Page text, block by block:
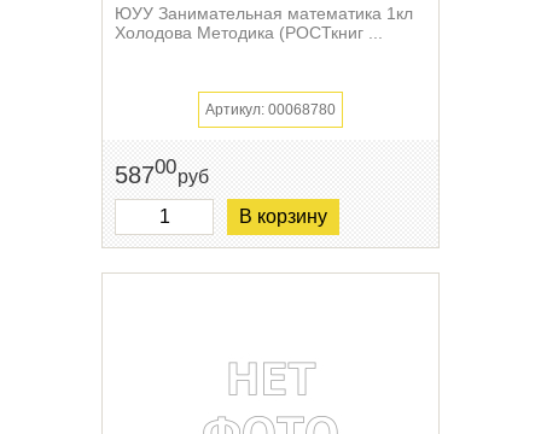
ЮУУ Занимательная математика 1кл
Холодова Методика (РОСТкниг ...
Артикул: 00068780
58700руб
В корзину